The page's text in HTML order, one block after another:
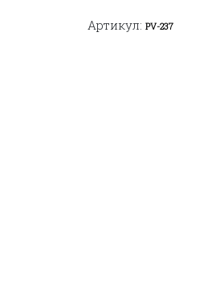
Артикул: PV-237